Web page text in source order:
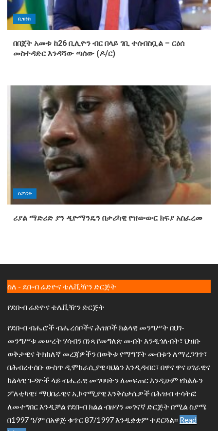
ቢዝነስ
በበጀት አመቱ ከ26 ቢሊዮን ብር በላይ ገቢ ተሰብስቧል – ርዕሰ
መስተዳድር እንዳሻው ጣሰው (ዶ/ር)
ስፖርት
ሪያል ማድሪድ ያን ዲዮማንዴን በታሪካዊ የዝውውር ክፍያ አስፈረመ
ስለ - ደቡብ ሬድዮና ቴሌቪዥን ድርጅት
የደቡብ ሬድዮና ቴሌቪዥን ድርጅት
የደቡብ ብሔሮች ብሔረሰቦችና ሕዝቦች ክልላዊ መንግሥት በህገ-
መንግሥቱ መሠረት ሃሳብን በነጻ የመግለጽ መብት እንዲጎለብት፣ ህዝቡ
ወቅታዊና ትክክለኛ መረጃዎችን በወቅቱ የማግኘት መብቱን ለማረጋገጥ፣
በሕብረተሰቡ ውስጥ ዲሞክራሲያዊ ባህልን እንዲዳብር፣ በዋና ዋና ሀገራዊና
ክልላዊ ጉዳዮች ላይ ብሔራዊ መግባባትን ለመፍጠር እንዲሁም የክልሉን
ፖለቲካዊ፣ ማህበራዊና ኢኮኖሚያዊ እንቅስቃሴዎች በሕዝብ ተሳትፎ
ለመተግበር እንዲቻል የደቡብ ክልል ብዙሃን መገናኛ ድርጅት በሚል ስያሜ
በ1997 ዓ/ም በአዋጅ ቁጥር 87/1997 እንዲቋቋም ተደርጓል፡፡ Read